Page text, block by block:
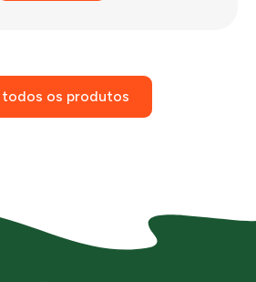
todos os produtos